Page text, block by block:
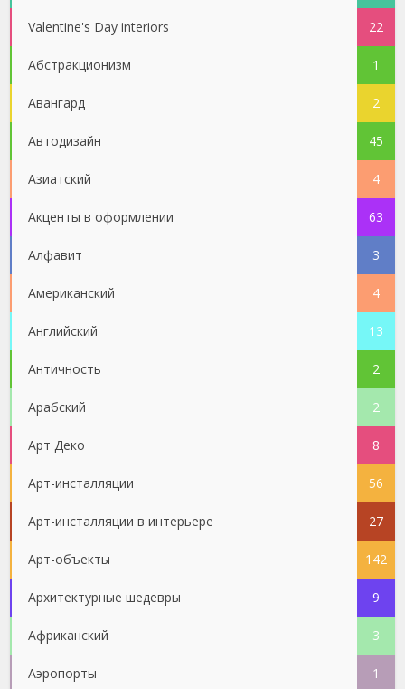
Valentine's Day interiors 22
Абстракционизм 1
Авангард 2
Автодизайн 45
Азиатский 4
Акценты в оформлении 63
Алфавит 3
Американский 4
Английский 13
Античность 2
Арабский 2
Арт Деко 8
Арт-инсталляции 56
Арт-инсталляции в интерьере 27
Арт-объекты 142
Архитектурные шедевры 9
Африканский 3
Аэропорты 1